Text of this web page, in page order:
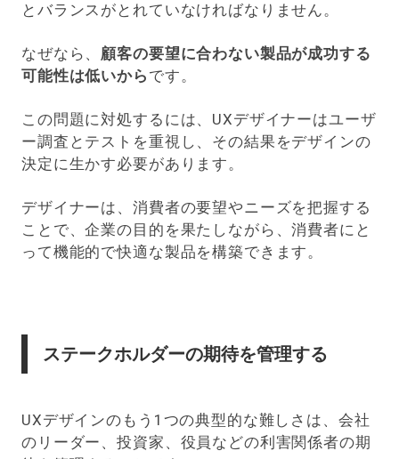
とバランスがとれていなければなりません。
なぜなら、 顧客の要望に合わない製品が成功する
可能性は低いから です。
この問題に対処するには、UXデザイナーはユーザ
ー調査とテストを重視し、その結果をデザインの
決定に生かす必要があります。
デザイナーは、消費者の要望やニーズを把握する
ことで、企業の目的を果たしながら、消費者にと
って機能的で快適な製品を構築できます。
ステークホルダーの期待を管理する
UXデザインのもう1つの典型的な難しさは、会社
のリーダー、投資家、役員などの利害関係者の期